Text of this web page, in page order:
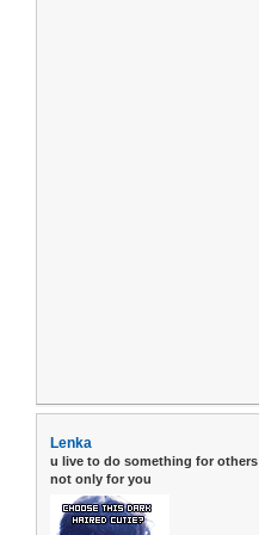
Lenka
u live to do something for others
not only for you